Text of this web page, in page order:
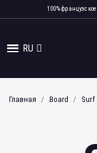
100%
RU
Главная Board Surf